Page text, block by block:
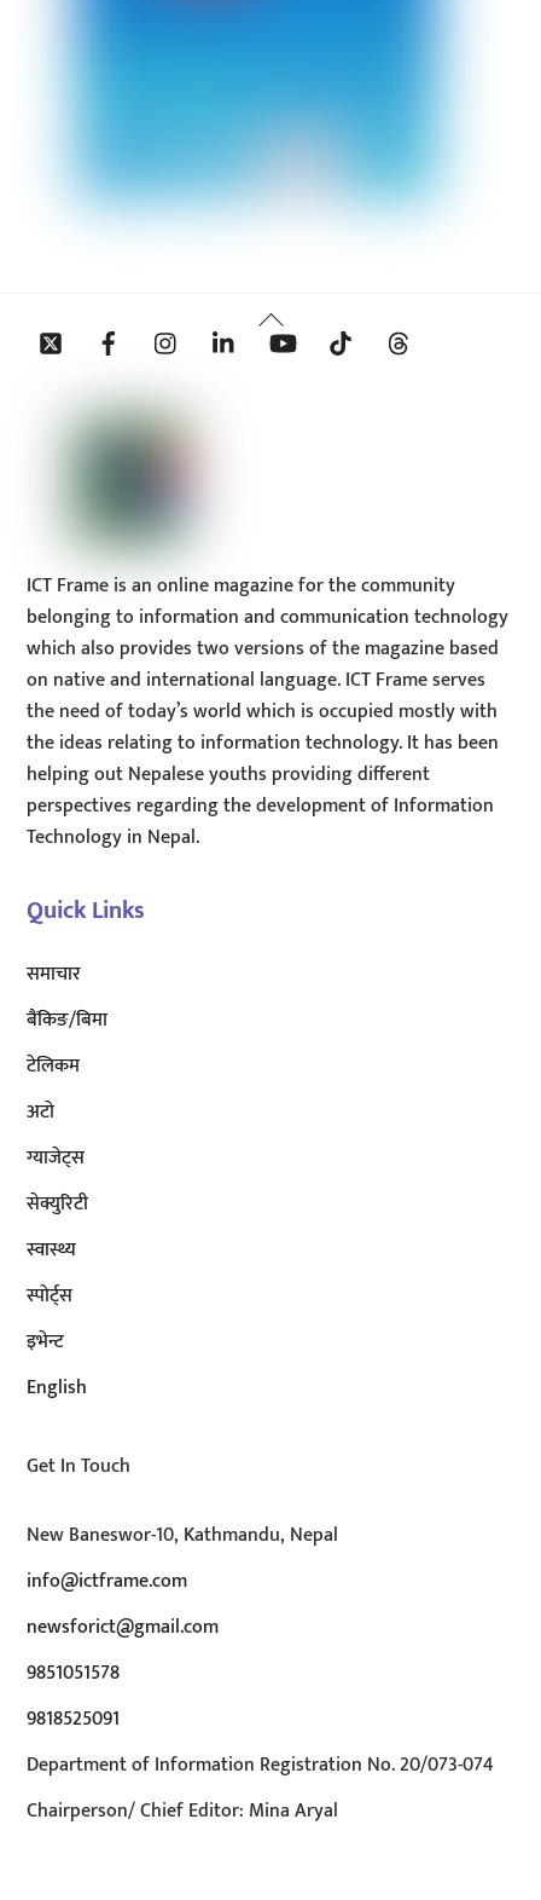
Back
To
Twitter Facebook InstagramLinkedin YouTube Tiktok
ICT Frame is an online magazine for the community
belonging to information and communication technology
which also provides two versions of the magazine based
on native and international language. ICT Frame serves
the need of today’s world which is occupied mostly with
the ideas relating to information technology. It has been
helping out Nepalese youths providing different
perspectives regarding the development of Information
Technology in Nepal.
Quick Links
समाचार
बैंकिङ/बिमा
टेलिकम
अटाे
ग्याजेट्स
सेक्युरिटी
स्वास्थ्य
स्पोर्ट्स
इभेन्ट
English
Get In Touch
New Baneswor-10, Kathmandu, Nepal
info@ictframe.com
newsforict@gmail.com
9851051578
9818525091
Department of Information Registration No. 20/073-074
Chairperson/ Chief Editor: Mina Aryal